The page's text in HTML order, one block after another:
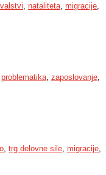
, nataliteta, migracije,
problematika, zaposlovanje,
, trg delovne sile, migracije,